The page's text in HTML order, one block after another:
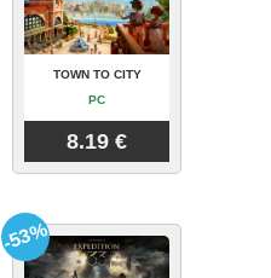
TOWN TO CITY
PC
8.19 €
-53%